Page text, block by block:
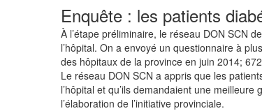
Enquête : les patients
À l’étape préliminaire, le réseau DON SCN
l’hôpital. On a envoyé un questionnaire à
des hôpitaux de la province en juin 2014;
Le réseau DON SCN a appris que les
l’hôpital et qu’ils demandaient une
l’élaboration de l’initiative provinciale.